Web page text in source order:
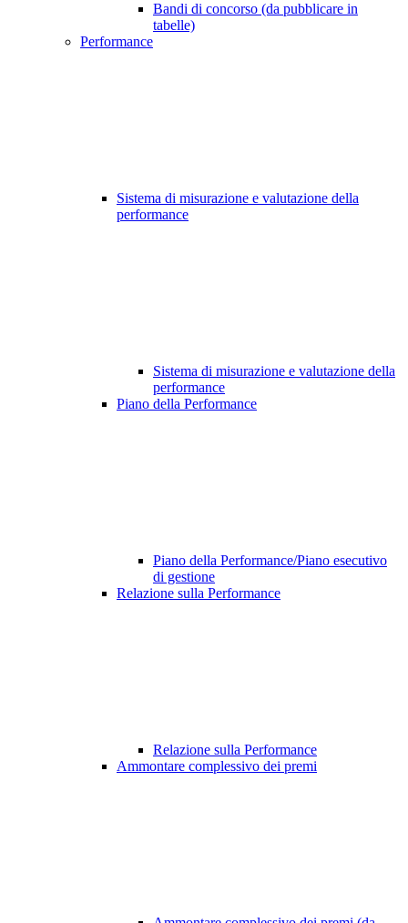
Bandi di concorso (da pubblicare in
tabelle)
Performance
Sistema di misurazione e valutazione della
performance
Sistema di misurazione e valutazione della
performance
Piano della Performance
Piano della Performance/Piano esecutivo
di gestione
Relazione sulla Performance
Relazione sulla Performance
Ammontare complessivo dei premi